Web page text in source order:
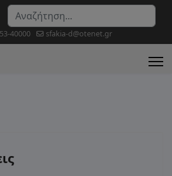
Αναζήτηση...
40000 sfakia-d@otenet.gr